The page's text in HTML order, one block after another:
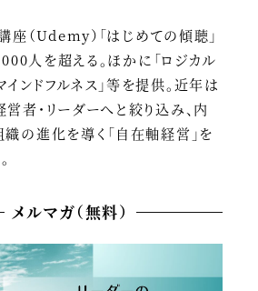
座（Udemy）「はじめての傾聴」
人を超える。ほかに「ロジカル
ンドフルネス」等を提供。近年は
者・リーダーへと絞り込み、内
の進化を導く「自在軸経営」を
メルマガ（無料）